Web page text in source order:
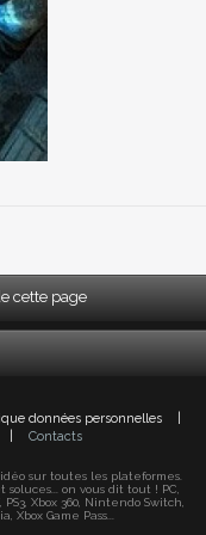
cette page
données personnelles
Contacts
sur toutes les plateformes.
on vous dit tout ! PC,
PS3, Xbox 360, Nintendo Switch,
Game Pass...